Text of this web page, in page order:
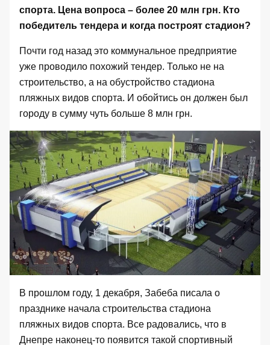
спорта. Цена вопроса – более 20 млн грн. Кто
победитель тендера и когда построят стадион?
Почти год назад это коммунальное предприятие
уже проводило похожий тендер. Только не на
строительство, а на обустройство стадиона
пляжных видов спорта. И обойтись он должен был
городу в сумму чуть больше 8 млн грн.
В прошлом году, 1 декабря, Забеба писала о
празднике начала строительства стадиона
пляжных видов спорта. Все радовались, что в
Днепре наконец-то появится такой спортивный